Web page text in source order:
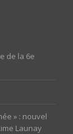
de la 6e
» : nouvel
Launay